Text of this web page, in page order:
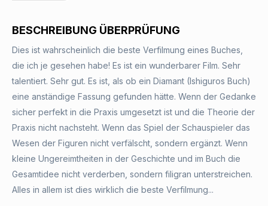
BESCHREIBUNG ÜBERPRÜFUNG
Dies ist wahrscheinlich die beste Verfilmung eines Buches,
die ich je gesehen habe! Es ist ein wunderbarer Film. Sehr
talentiert. Sehr gut. Es ist, als ob ein Diamant (Ishiguros Buch)
eine anständige Fassung gefunden hätte. Wenn der Gedanke
sicher perfekt in die Praxis umgesetzt ist und die Theorie der
Praxis nicht nachsteht. Wenn das Spiel der Schauspieler das
Wesen der Figuren nicht verfälscht, sondern ergänzt. Wenn
kleine Ungereimtheiten in der Geschichte und im Buch die
Gesamtidee nicht verderben, sondern filigran unterstreichen.
Alles in allem ist dies wirklich die beste Verfilmung...